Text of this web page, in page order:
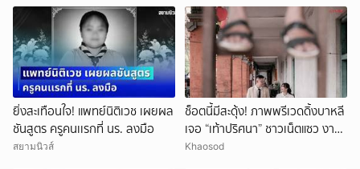
ยิ่งสะเทือนใจ! แพทย์นิติเวช เผยผล
ชันสูตร ครูคนเเรกที่ นร. ลงมือ
สยามนิวส์
ช็อตนี้มีสะดุ้ง! ภาพพรีเวดดิ้งบาหลี
เจอ “เท้าปริศนา” ชาวเน็ตแซว งาน
แต่งหรือหนังผี
Khaosod